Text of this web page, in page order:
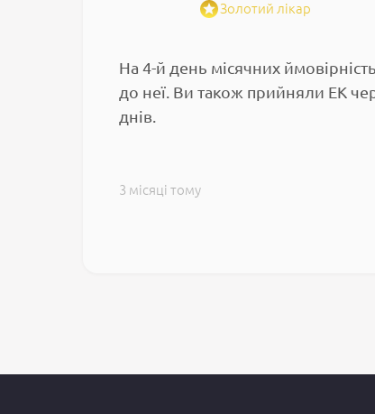
Золотий лікар
На 4-й день місячних
до неї. Ви також прийняли ЕК
днів.
3 місяці тому